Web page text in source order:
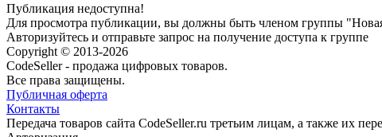
Публикация недоступна!
Для просмотра публикации, вы должны быть членом группы
Авторизуйтесь и отправьте запрос на получение доступа к группе
Copyright © 2013-2026
CodeSeller - продажа цифровых товаров.
Все права защищены.
Публичная оферта
Контакты
Передача товаров сайта CodeSeller.ru третьим лицам, а также их